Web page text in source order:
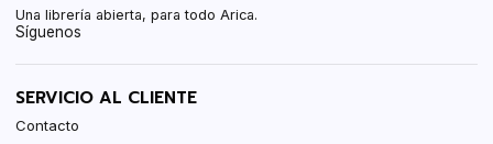
Una librería abierta, para todo Arica.
Síguenos
SERVICIO AL CLIENTE
Contacto